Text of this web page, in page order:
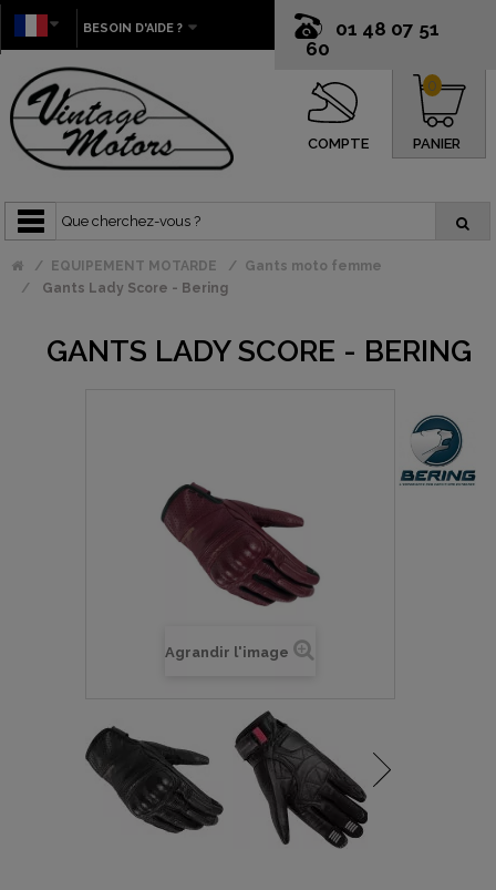
01 48 07 51
60
BESOIN D'AIDE ?
COMPTE PANIER
0
EQUIPEMENT MOTARDE
Gants moto femme
Gants Lady Score - Bering
GANTS LADY SCORE - BERING
Agrandir l'image